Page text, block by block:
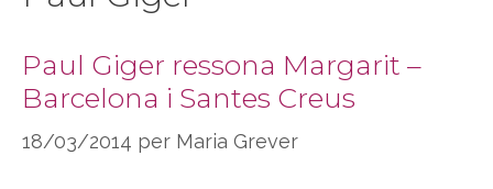
Paul Giger ressona Margarit –
Barcelona i Santes Creus
18/03/2014 per Maria Grever